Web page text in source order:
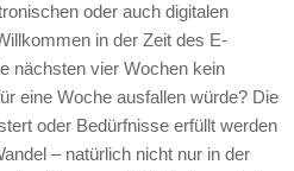
oder auch digitalen
in der Zeit des E-
nächsten vier Wochen kein
eine Woche ausfallen würde? Die
oder Bedürfnisse erfüllt werden
– natürlich nicht nur in der